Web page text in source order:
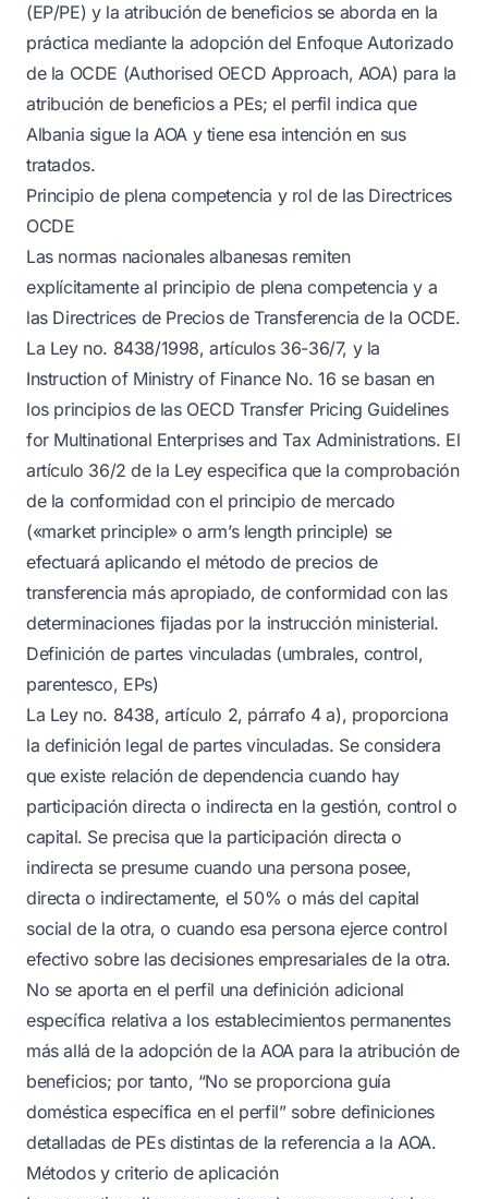
(EP/PE) y la atribución de beneficios se aborda en la
práctica mediante la adopción del Enfoque Autorizado
de la OCDE (Authorised OECD Approach, AOA) para la
atribución de beneficios a PEs; el perfil indica que
Albania sigue la AOA y tiene esa intención en sus
tratados.
Principio de plena competencia y rol de las Directrices
OCDE
Las normas nacionales albanesas remiten
explícitamente al principio de plena competencia y a
las Directrices de Precios de Transferencia de la OCDE.
La Ley no. 8438/1998, artículos 36-36/7, y la
Instruction of Ministry of Finance No. 16 se basan en
los principios de las OECD Transfer Pricing Guidelines
for Multinational Enterprises and Tax Administrations. El
artículo 36/2 de la Ley especifica que la comprobación
de la conformidad con el principio de mercado
(«market principle» o arm’s length principle) se
efectuará aplicando el método de precios de
transferencia más apropiado, de conformidad con las
determinaciones fijadas por la instrucción ministerial.
Definición de partes vinculadas (umbrales, control,
parentesco, EPs)
La Ley no. 8438, artículo 2, párrafo 4 a), proporciona
la definición legal de partes vinculadas. Se considera
que existe relación de dependencia cuando hay
participación directa o indirecta en la gestión, control o
capital. Se precisa que la participación directa o
indirecta se presume cuando una persona posee,
directa o indirectamente, el 50% o más del capital
social de la otra, o cuando esa persona ejerce control
efectivo sobre las decisiones empresariales de la otra.
No se aporta en el perfil una definición adicional
específica relativa a los establecimientos permanentes
más allá de la adopción de la AOA para la atribución de
beneficios; por tanto, “No se proporciona guía
doméstica específica en el perfil” sobre definiciones
detalladas de PEs distintas de la referencia a la AOA.
Métodos y criterio de aplicación